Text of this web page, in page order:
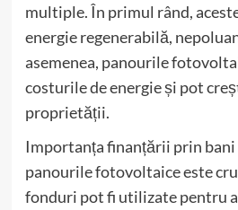
multiple. În primul rând,
energie regenerabilă,
asemenea, panourile
costurile de energie și pot
proprietății.
Importanța finanțării prin
panourile fotovoltaice este
fonduri pot fi utilizate pentru